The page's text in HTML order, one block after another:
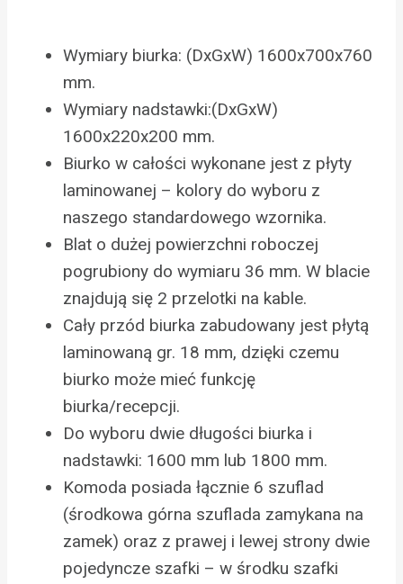
Wymiary biurka: (DxGxW) 1600x700x760
mm.
Wymiary nadstawki:(DxGxW)
1600x220x200 mm.
Biurko w całości wykonane jest z płyty
laminowanej – kolory do wyboru z
naszego standardowego wzornika.
Blat o dużej powierzchni roboczej
pogrubiony do wymiaru 36 mm. W blacie
znajdują się 2 przelotki na kable.
Cały przód biurka zabudowany jest płytą
laminowaną gr. 18 mm, dzięki czemu
biurko może mieć funkcję
biurka/recepcji.
Do wyboru dwie długości biurka i
nadstawki: 1600 mm lub 1800 mm.
Komoda posiada łącznie 6 szuflad
(środkowa górna szuflada zamykana na
zamek) oraz z prawej i lewej strony dwie
pojedyncze szafki – w środku szafki